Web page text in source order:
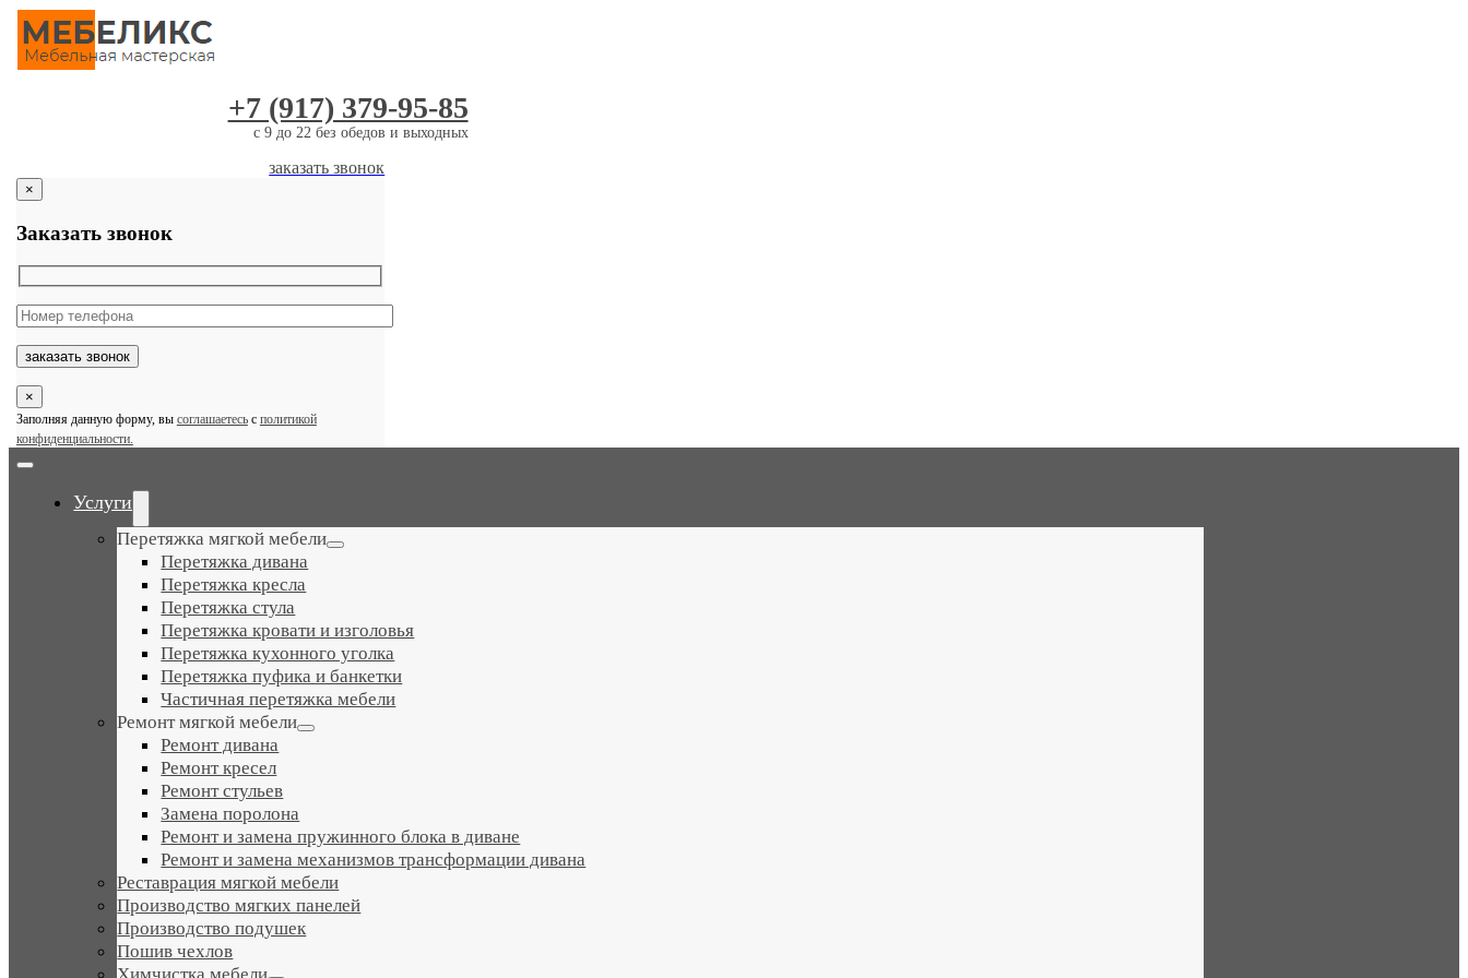
Skip
content
+7 (917) 379-95-85
c 9 до 22 без обедов и выходных
заказать звонок
×
Заказать звонок
×
Заполняя данную форму, вы соглашаетесьс политикой
конфиденциальности.
Toggle
Услуги
Перетяжка мягкой мебели
Перетяжка дивана
Перетяжка кресла
Перетяжка стула
Перетяжка кровати и изголовья
Перетяжка кухонного уголка
Перетяжка пуфика и банкетки
Частичная перетяжка мебели
Ремонт мягкой мебели
Ремонт дивана
Ремонт кресел
Ремонт стульев
Замена поролона
Ремонт и замена пружинного блока в диване
Ремонт и замена механизмов трансформации дивана
Реставрация мягкой мебели
Производство мягких панелей
Производство подушек
Пошив чехлов